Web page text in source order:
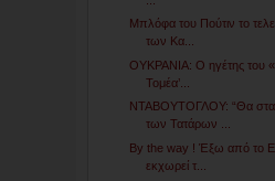
Μπλόφα του Πούτιν το
των Κα...
ΟΥΚΡΑΝΙΑ: Ο ηγέτης του
Τομέα’...
ΝΤΑΒΟΥΤΟΓΛΟΥ: “Θα
των Τατάρων ...
By the way ! Έξω από το
εκχωρεί τ...